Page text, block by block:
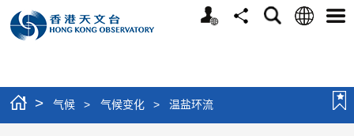
个
分
搜
语
选
> 气候 > 气候变化 > 温盐环流